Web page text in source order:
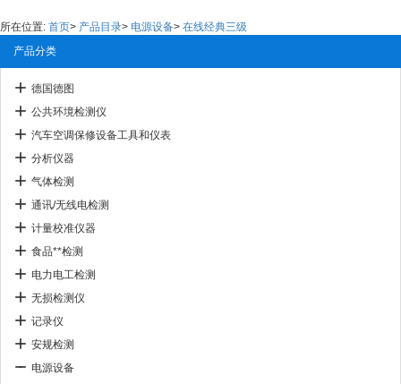
所在位置: 首页> 产品目录> 电源设备> 在线经典三级
产品分类
德国德图
公共环境检测仪
汽车空调保修设备工具和仪表
分析仪器
气体检测
通讯/无线电检测
计量校准仪器
食品**检测
电力电工检测
无损检测仪
记录仪
安规检测
电源设备